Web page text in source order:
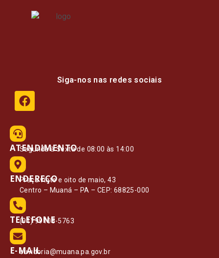
Siga-nos nas redes sociais
ATENDIMENTO
Segunda à Sexta de 08:00 às 14:00
ENDEREÇO
Praça vinte e oito de maio, 43
Centro – Muaná – PA – CEP: 68825-000
TELEFONE
(91) 99108-5763
E-MAIL
ouvidoria@muana.pa.gov.br